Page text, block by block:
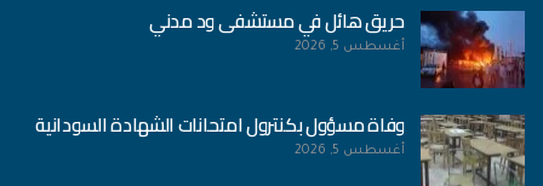
حريق هائل في مستشفى ود مدني
أغسطس 5, 2026
وفاة مسؤول بكنترول امتحانات الشهادة السودانية
أغسطس 5, 2026